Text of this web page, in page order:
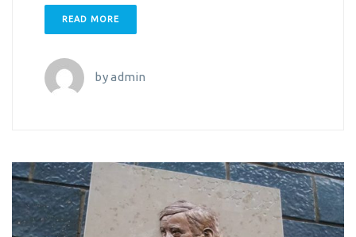
READ MORE
byadmin